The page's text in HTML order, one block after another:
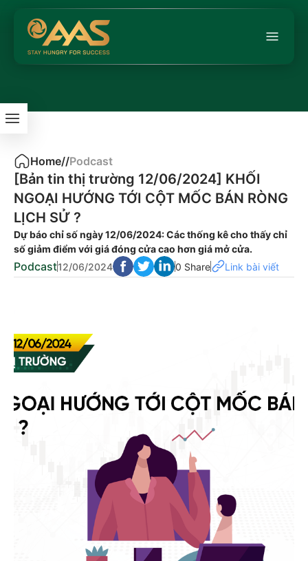
Home//Podcast
[Bản tin thị trường 12/06/2024] KHỐI
NGOẠI HƯỚNG TỚI CỘT MỐC BÁN RÒNG
LỊCH SỬ ?
Dự báo chỉ số ngày 12/06/2024: Các thống kê cho thấy chỉ
số giảm điểm với giá đóng cửa cao hơn giá mở cửa.
Podcast12/06/2024 0 Share Link bài viết